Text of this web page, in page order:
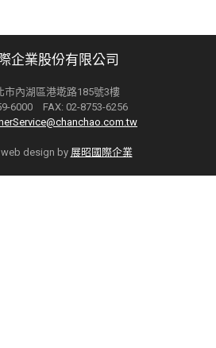
企業股份有限公司
市內湖區港墘路185號3樓
6000 FAX: 02-8753-6256
design by 展昭國際企業